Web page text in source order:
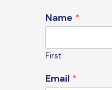
Name *
First
Email *